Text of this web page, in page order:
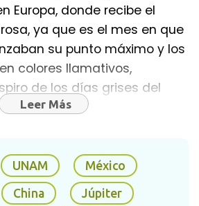
Europa, donde recibe el
ya que es el mes en que
su punto máximo y los
colores llamativos,
de los días grises del
la superluna saldrá
máximo de iluminación a
de la
Ciudad de
Leer Más
UNAM México
China Júpiter